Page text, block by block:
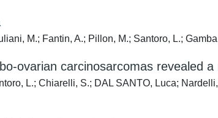
M.; Fantin, A.; Pillon, M.; Santoro, L.;
ovarian carcinosarcomas revealed
L.; Chiarelli, S.; DAL SANTO, Luca;